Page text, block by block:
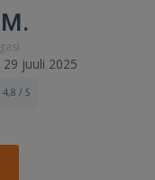
29 juuli 2025
4,8 / 5